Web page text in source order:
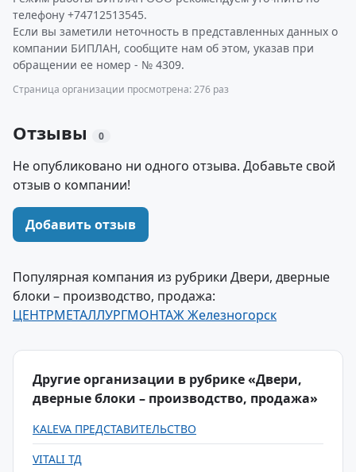
телефону +74712513545.
Если вы заметили неточность в представленных данных о
компании БИПЛАН, сообщите нам об этом, указав при
обращении ее номер - № 4309.
Страница организации просмотрена: 276 раз
Отзывы 0
Не опубликовано ни одного отзыва. Добавьте свой
отзыв о компании!
Добавить отзыв
Популярная компания из рубрики Двери, дверные
блоки – производство, продажа:
ЦЕНТРМЕТАЛЛУРГМОНТАЖ Железногорск
Другие организации в рубрике «Двери,
дверные блоки – производство, продажа»
KALEVA ПРЕДСТАВИТЕЛЬСТВО
VITALI ТД